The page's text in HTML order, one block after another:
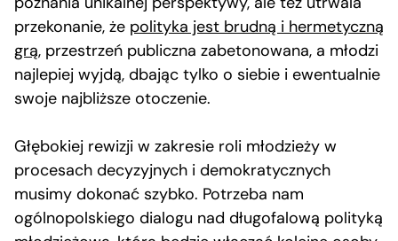
przekonanie, że polityka jest brudną i hermetyczną
grą, przestrzeń publiczna zabetonowana, a młodzi
najlepiej wyjdą, dbając tylko o siebie i ewentualnie
swoje najbliższe otoczenie.
Głębokiej rewizji w zakresie roli młodzieży w
procesach decyzyjnych i demokratycznych
musimy dokonać szybko. Potrzeba nam
ogólnopolskiego dialogu nad długofalową polityką